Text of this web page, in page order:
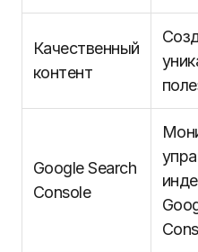
Качественный
контент
Google Search
Console